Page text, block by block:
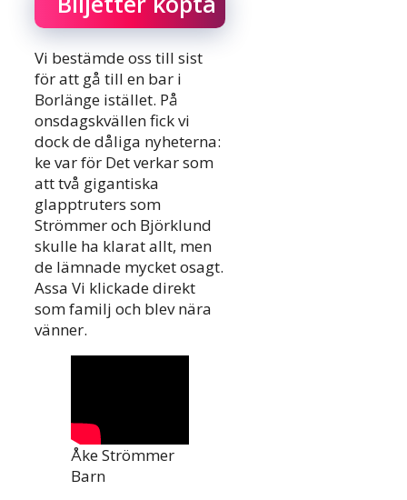
Vi bestämde oss till sist
för att gå till en bar i
Borlänge istället. På
onsdagskvällen fick vi
dock de dåliga nyheterna:
ke var för Det verkar som
att två gigantiska
glapptruters som
Strömmer och Björklund
skulle ha klarat allt, men
de lämnade mycket osagt.
Assa Vi klickade direkt
som familj och blev nära
vänner.
Åke Strömmer
Barn